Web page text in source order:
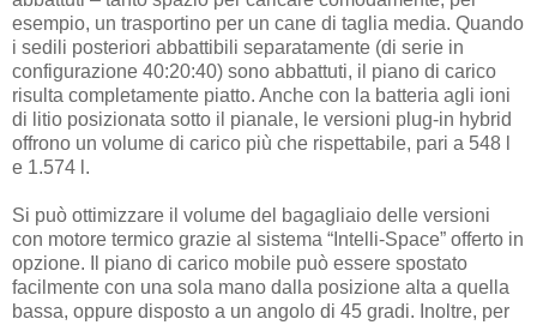
esempio, un trasportino per un cane di taglia media. Quando
i sedili posteriori abbattibili separatamente (di serie in
configurazione 40:20:40) sono abbattuti, il piano di carico
risulta completamente piatto. Anche con la batteria agli ioni
di litio posizionata sotto il pianale, le versioni plug-in hybrid
offrono un volume di carico più che rispettabile, pari a 548 l
e 1.574 l.
Si può ottimizzare il volume del bagagliaio delle versioni
con motore termico grazie al sistema “Intelli-Space” offerto in
opzione. Il piano di carico mobile può essere spostato
facilmente con una sola mano dalla posizione alta a quella
bassa, oppure disposto a un angolo di 45 gradi. Inoltre, per